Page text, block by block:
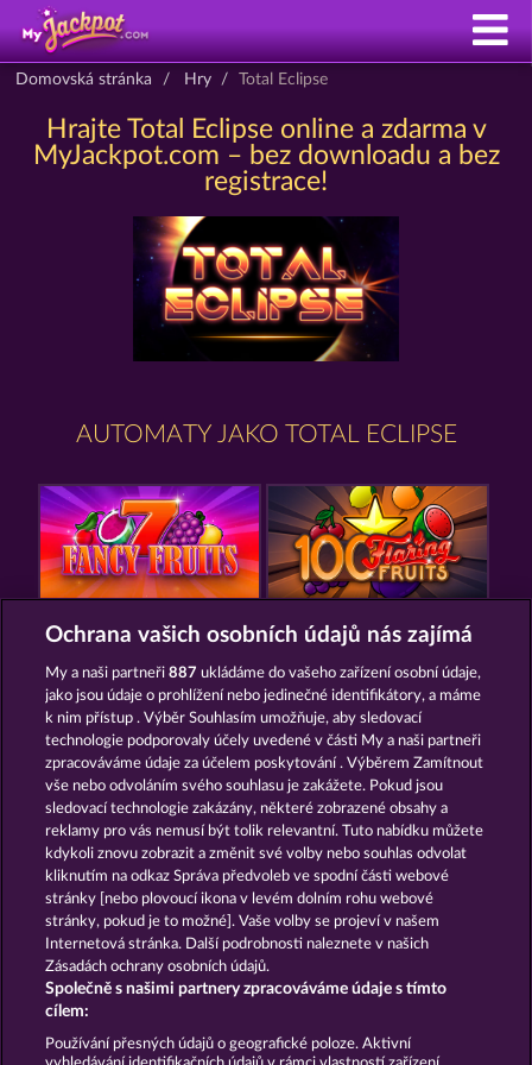
Domovská stránka Hry Total Eclipse
Hrajte Total Eclipse online a zdarma v
MyJackpot.com – bez downloadu a bez
registrace!
AUTOMATY JAKO TOTAL ECLIPSE
FANCY FRUITS 100 FLARING FRUITS
FRUIT MANIA RHFP TOWER OF POWER
Podmínky Prohlášení o ochraně údajů
Kontakt Společnost Časté dotazy
Glosář Partnerský program Facebook
Podat Žádost o Odstoupení
Ochrana vašich osobních údajů nás zajímá
My a naši partneři887 ukládáme do vašeho zařízení osobní údaje,
jako jsou údaje o prohlížení nebo jedinečné identifikátory, a máme
k nim přístup . Výběr Souhlasím umožňuje, aby sledovací
technologie podporovaly účely uvedené v části My a naši partneři
zpracováváme údaje za účelem poskytování . Výběrem Zamítnout
vše nebo odvoláním svého souhlasu je zakážete. Pokud jsou
sledovací technologie zakázány, některé zobrazené obsahy a
reklamy pro vás nemusí být tolik relevantní. Tuto nabídku můžete
kdykoli znovu zobrazit a změnit své volby nebo souhlas odvolat
kliknutím na odkaz Správa předvoleb ve spodní části webové
stránky [nebo plovoucí ikona v levém dolním rohu webové
stránky, pokud je to možné]. Vaše volby se projeví v našem
Internetová stránka. Další podrobnosti naleznete v našich
Zásadách ochrany osobních údajů.
Společně s našimi partnery zpracováváme údaje s tímto
cílem:
Používání přesných údajů o geografické poloze. Aktivní